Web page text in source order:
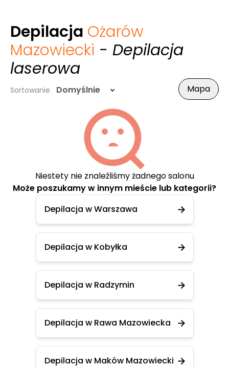
Depilacja Ożarów
Mazowiecki - Depilacja
laserowa
Sortowanie Domyślnie Mapa
Niestety nie znaleźliśmy żadnego salonu
Może poszukamy w innym mieście lub kategorii?
Depilacja w Warszawa
Depilacja w Kobyłka
Depilacja w Radzymin
Depilacja w Rawa Mazowiecka
Depilacja w Maków Mazowiecki